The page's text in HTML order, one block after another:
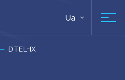
Ua
DTEL-IX